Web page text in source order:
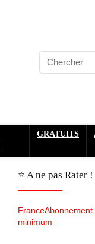
GRATUITS
⭐️ A ne pas Rater !
minimum